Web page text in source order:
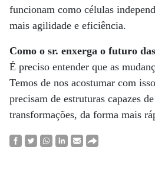
funcionam como células
mais agilidade e eficiência.
Como o sr. enxerga o futuro
É preciso entender que as
Temos de nos acostumar com
precisam de estruturas capazes
transformações, da forma mais